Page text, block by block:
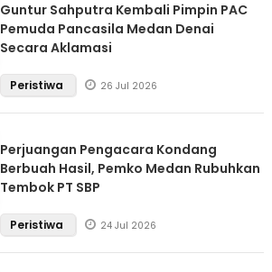
Guntur Sahputra Kembali Pimpin PAC
Pemuda Pancasila Medan Denai
Secara Aklamasi
Peristiwa 26 Jul 2026
Perjuangan Pengacara Kondang
Berbuah Hasil, Pemko Medan Rubuhkan
Tembok PT SBP
Peristiwa 24 Jul 2026